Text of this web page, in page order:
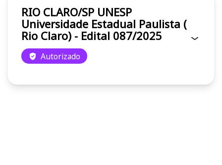
RIO CLARO/SP UNESP
Universidade Estadual Paulista (
Rio Claro) - Edital 087/2025
Autorizado